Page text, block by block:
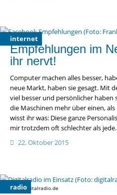
internet
Empfehlungen im
ihr nervt!
Computer machen alles besser,
neue Markt, haben sie gesagt. Mit
viel besser und persönlicher haben
die Maschinen mehr über einen,
wisst ihr was: Diese ganze
mir trotzdem oft schlechter als
22. Oktober 2015
Foto: digitalradio.de
radio